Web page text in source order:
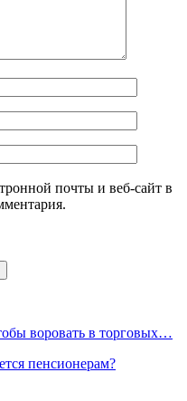
почты и веб-сайт в
воровать в торговых…
пенсионерам?